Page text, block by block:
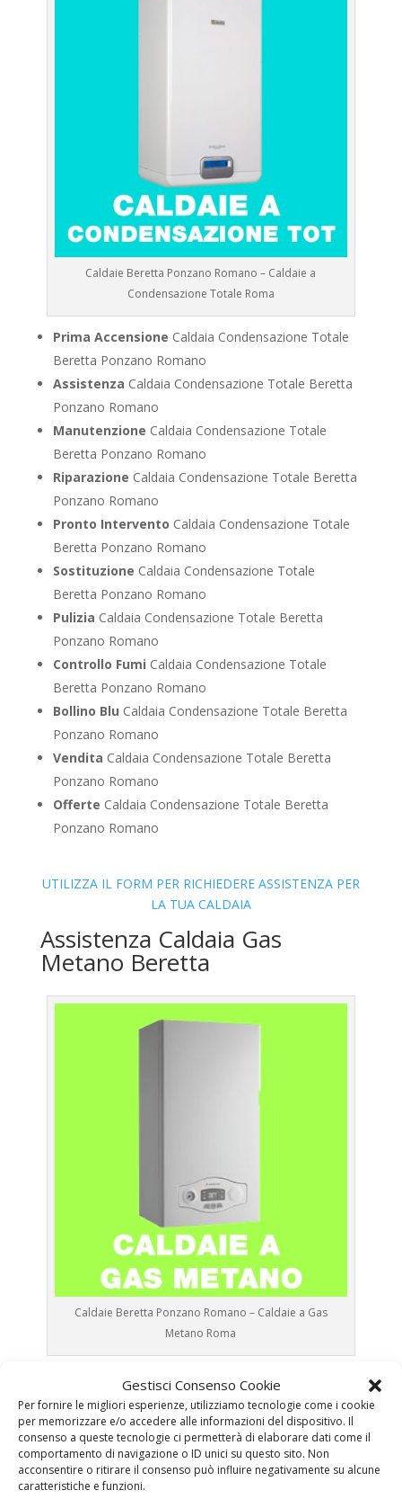
Gestisci Consenso Cookie
Per fornire le migliori esperienze, utilizziamo tecnologie come i cookie
per memorizzare e/o accedere alle informazioni del dispositivo. Il
consenso a queste tecnologie ci permetterà di elaborare dati come il
comportamento di navigazione o ID unici su questo sito. Non
acconsentire o ritirare il consenso può influire negativamente su alcune
caratteristiche e funzioni.
Caldaie Beretta Ponzano Romano – Caldaie a
Condensazione Totale Roma
Prima Accensione Caldaia Condensazione Totale
Beretta Ponzano Romano
Assistenza Caldaia Condensazione Totale Beretta
Ponzano Romano
Manutenzione Caldaia Condensazione Totale
Beretta Ponzano Romano
Riparazione Caldaia Condensazione Totale Beretta
Ponzano Romano
Pronto Intervento Caldaia Condensazione Totale
Beretta Ponzano Romano
Sostituzione Caldaia Condensazione Totale
Beretta Ponzano Romano
Pulizia Caldaia Condensazione Totale Beretta
Ponzano Romano
Controllo Fumi Caldaia Condensazione Totale
Beretta Ponzano Romano
Bollino Blu Caldaia Condensazione Totale Beretta
Ponzano Romano
Vendita Caldaia Condensazione Totale Beretta
Ponzano Romano
Offerte Caldaia Condensazione Totale Beretta
Ponzano Romano
UTILIZZA IL FORM PER RICHIEDERE ASSISTENZA PER
LA TUA CALDAIA
Assistenza Caldaia Gas
Metano Beretta
Caldaie Beretta Ponzano Romano – Caldaie a Gas
Metano Roma
Caldaia Gas Metano Beretta
Ponzano Romano
AssistenzaCaldaia Gas Metano Beretta Ponzano
Romano
ManutenzioneCaldaia Gas Metano Beretta
Ponzano Romano